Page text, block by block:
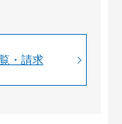
・請求